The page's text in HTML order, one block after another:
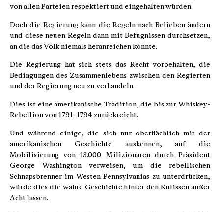
von allen Parteien respektiert und eingehalten würden.
Doch die Regierung kann die Regeln nach Belieben ändern
und diese neuen Regeln dann mit Befugnissen durchsetzen,
an die das Volk niemals heranreichen könnte.
Die Regierung hat sich stets das Recht vorbehalten, die
Bedingungen des Zusammenlebens zwischen den Regierten
und der Regierung neu zu verhandeln.
Dies ist eine amerikanische Tradition, die bis zur Whiskey-
Rebellion von 1791–1794 zurückreicht.
Und während einige, die sich nur oberflächlich mit der
amerikanischen Geschichte auskennen, auf die
Mobilisierung von 13.000 Milizionären durch Präsident
George Washington verweisen, um die rebellischen
Schnapsbrenner im Westen Pennsylvanias zu unterdrücken,
würde dies die wahre Geschichte hinter den Kulissen außer
Acht lassen.